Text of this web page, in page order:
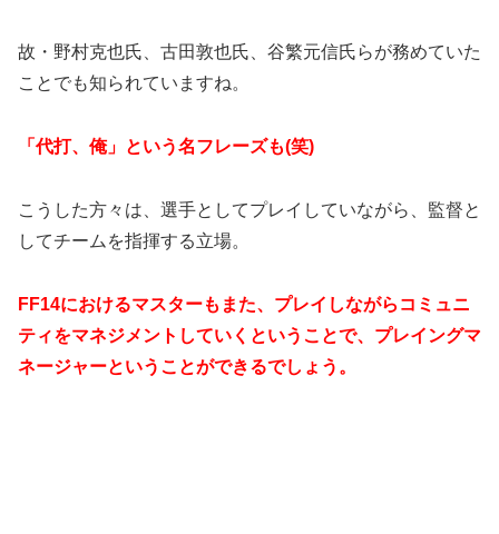
故・野村克也氏、古田敦也氏、谷繁元信氏らが務めていた
ことでも知られていますね。
「代打、俺」という名フレーズも(笑)
こうした方々は、選手としてプレイしていながら、監督と
してチームを指揮する立場。
FF14におけるマスターもまた、プレイしながらコミュニ
ティをマネジメントしていくということで、プレイングマ
ネージャーということができるでしょう。